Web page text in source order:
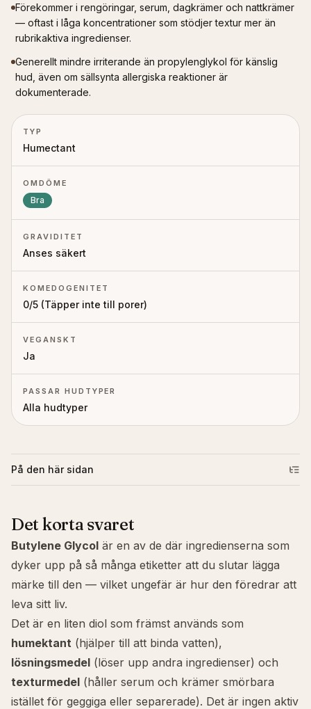
Förekommer i rengöringar, serum, dagkrämer och nattkrämer
— oftast i låga koncentrationer som stödjer textur mer än
rubrikaktiva ingredienser.
Generellt mindre irriterande än propylenglykol för känslig
hud, även om sällsynta allergiska reaktioner är
dokumenterade.
TYP
Humectant
OMDÖME
Bra
GRAVIDITET
Anses säkert
KOMEDOGENITET
0/5 (Täpper inte till porer)
VEGANSKT
Ja
PASSAR HUDTYPER
Alla hudtyper
På den här sidan
Det korta svaret
Butylene Glycol är en av de där ingredienserna som
dyker upp på så många etiketter att du slutar lägga
märke till den — vilket ungefär är hur den föredrar att
leva sitt liv.
Det är en liten diol som främst används som
humektant (hjälper till att binda vatten),
lösningsmedel (löser upp andra ingredienser) och
texturmedel (håller serum och krämer smörbara
istället för geggiga eller separerade). Det är ingen aktiv